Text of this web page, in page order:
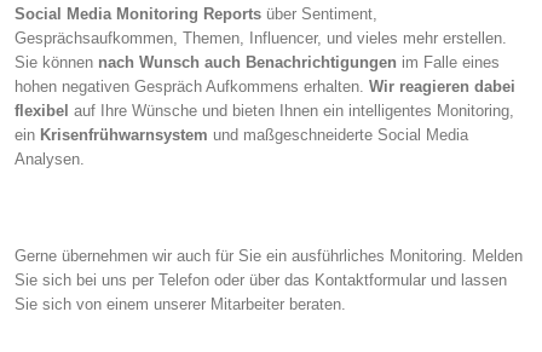
Social Media Monitoring Reports über Sentiment,
Gesprächsaufkommen, Themen, Influencer, und vieles mehr erstellen.
Sie können nach Wunsch auch Benachrichtigungen im Falle eines
hohen negativen Gespräch Aufkommens erhalten. Wir reagieren dabei
flexibel auf Ihre Wünsche und bieten Ihnen ein intelligentes Monitoring,
ein Krisenfrühwarnsystem und maßgeschneiderte Social Media
Analysen.
Gerne übernehmen wir auch für Sie ein ausführliches Monitoring. Melden
Sie sich bei uns per Telefon oder über das Kontaktformular und lassen
Sie sich von einem unserer Mitarbeiter beraten.